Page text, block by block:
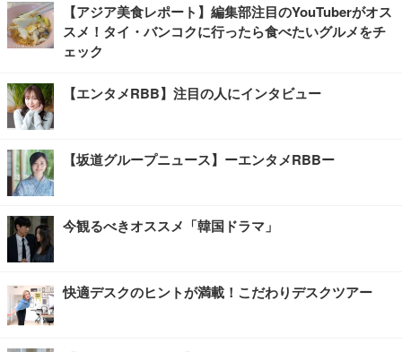
【アジア美食レポート】編集部注目のYouTuberがオス
スメ！タイ・バンコクに行ったら食べたいグルメをチ
ェック
【エンタメRBB】注目の人にインタビュー
【坂道グループニュース】ーエンタメRBBー
今観るべきオススメ「韓国ドラマ」
快適デスクのヒントが満載！こだわりデスクツアー